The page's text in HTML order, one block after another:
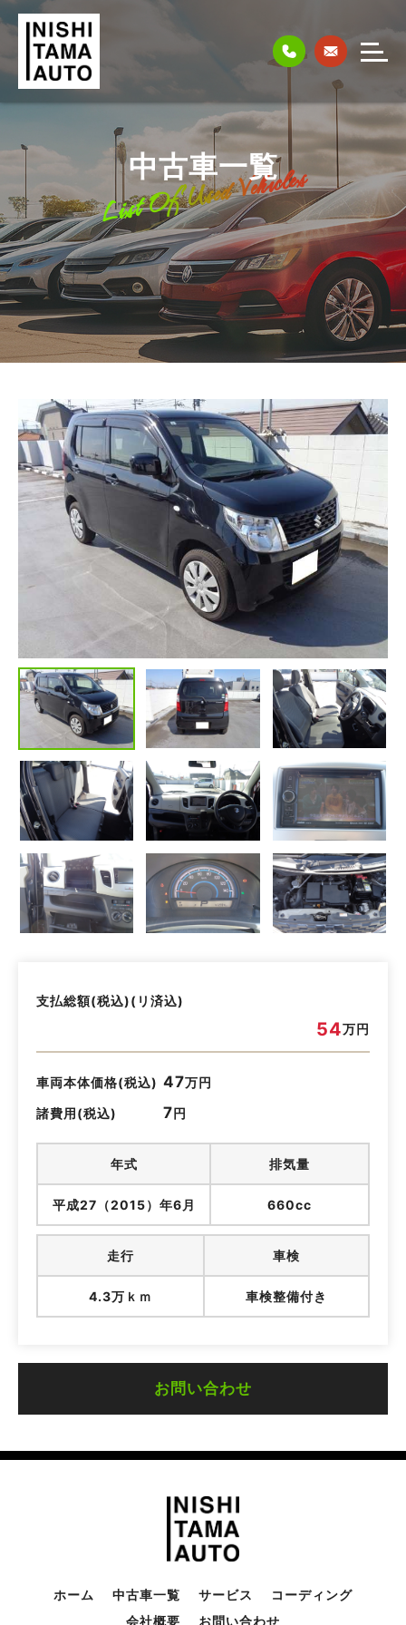
中古車一覧
List Of Used Vehicles
支払総額(税込)(リ済込)
54万円
車両本体価格(税込) 47万円
諸費用(税込)
7円
年式 排気量
平成27（2015）年6月 660cc
走行 車検
4.3万ｋｍ 車検整備付き
お問い合わせ
ホーム 中古車一覧 サービス
コーディング
会社概要
お問い合わせ